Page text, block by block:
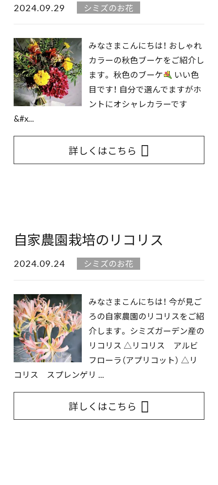
2024.09.29 シミズのお花
みなさまこんにちは！ おしゃれ
カラーの秋色ブーケをご紹介し
ます。 秋色のブーケ
いい色
目です！ 自分で選んでますがホ
ントにオシャレカラーです
&#x...
詳しくはこちら
自家農園栽培のリコリス
2024.09.24 シミズのお花
みなさまこんにちは！ 今が見ご
ろの自家農園のリコリスをご紹
介します。 シミズガーデン産の
リコリス △リコリス アルビ
フローラ（アプリコット） △リ
コリス スプレンゲリ ...
詳しくはこちら